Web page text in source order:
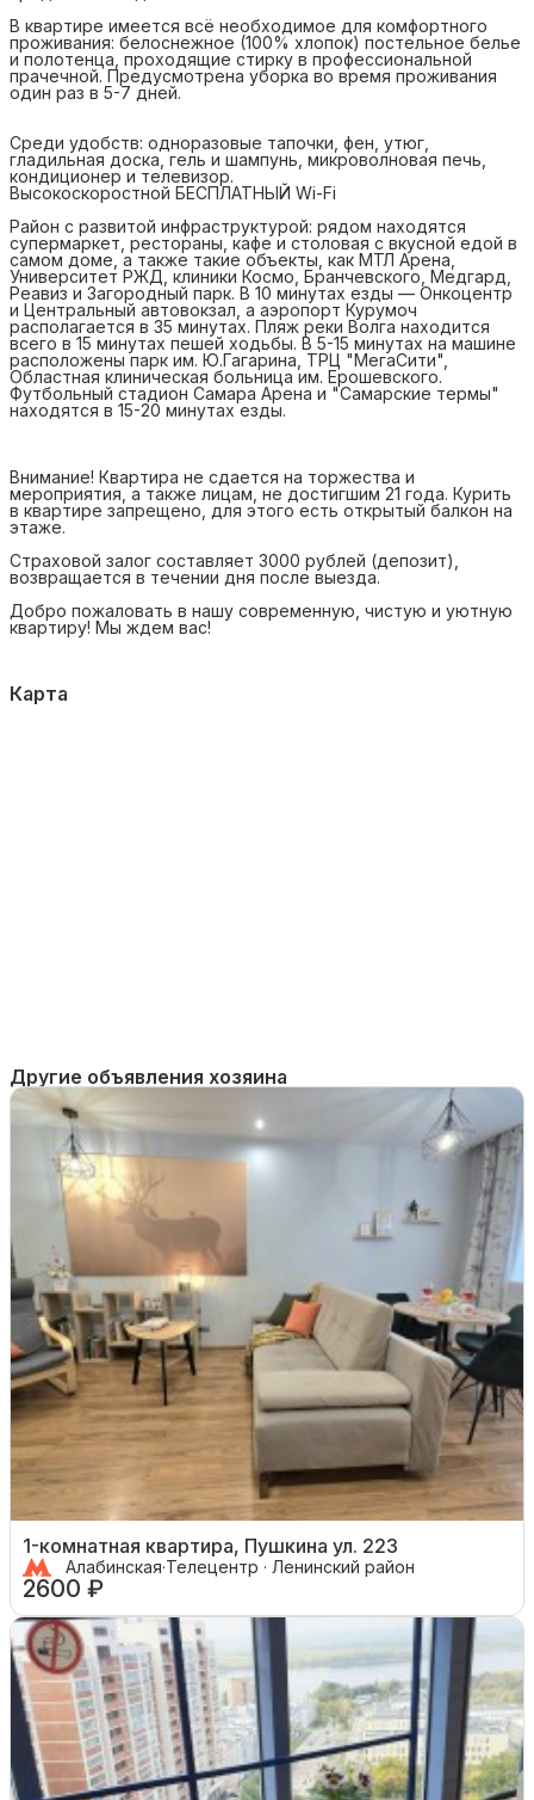
В квартире имеется всё необходимое для комфортного
проживания: белоснежное (100% хлопок) постельное белье
и полотенца, проходящие стирку в профессиональной
прачечной. Предусмотрена уборка во время проживания
один раз в 5-7 дней.
Среди удобств: одноразовые тапочки, фен, утюг,
гладильная доска, гель и шампунь, микроволновая печь,
кондиционер и телевизор.
Высокоскоростной БЕСПЛАТНЫЙ Wi-Fi
Район с развитой инфраструктурой: рядом находятся
супермаркет, рестораны, кафе и столовая с вкусной едой в
самом доме, а также такие объекты, как МТЛ Арена,
Университет РЖД, клиники Космо, Бранчевского, Медгард,
Реавиз и Загородный парк. В 10 минутах езды — Онкоцентр
и Центральный автовокзал, а аэропорт Курумоч
располагается в 35 минутах. Пляж реки Волга находится
всего в 15 минутах пешей ходьбы. В 5-15 минутах на машине
расположены парк им. Ю.Гагарина, ТРЦ "МегаСити",
Областная клиническая больница им. Ерошевского.
Футбольный стадион Самара Арена и "Самарские термы"
находятся в 15-20 минутах езды.
Внимание! Квартира не сдается на торжества и
мероприятия, а также лицам, не достигшим 21 года. Курить
в квартире запрещено, для этого есть открытый балкон на
этаже.
Страховой залог составляет 3000 рублей (депозит),
возвращается в течении дня после выезда.
Добро пожаловать в нашу современную, чистую и уютную
квартиру! Мы ждем вас!
Карта
Другие объявления хозяина
1-комнатная квартира, Пушкина ул. 223
Алабинская·Телецентр · Ленинский район
2600 ₽